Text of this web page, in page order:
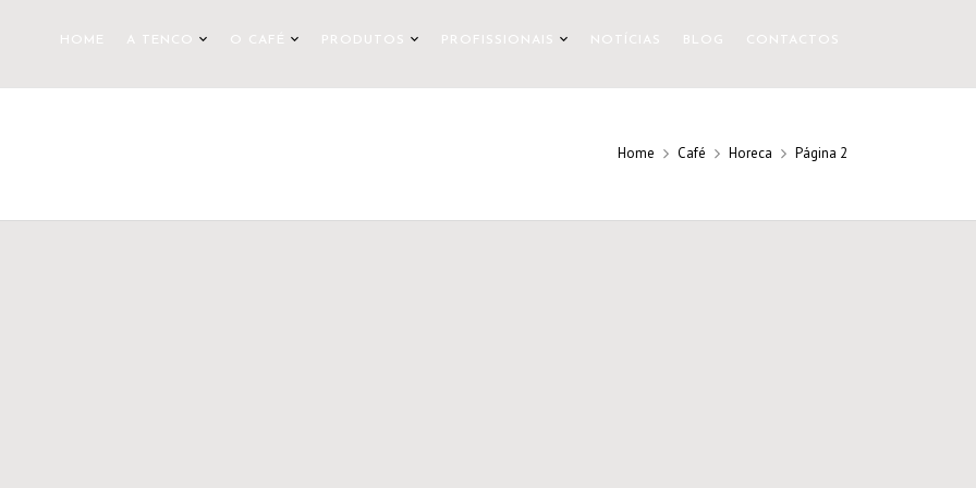
HOME A TENCO O CAFÉ PRODUTOS PROFISSIONAIS NOTÍCIAS BLOG CONTACTOS
Home Café Horeca Página 2